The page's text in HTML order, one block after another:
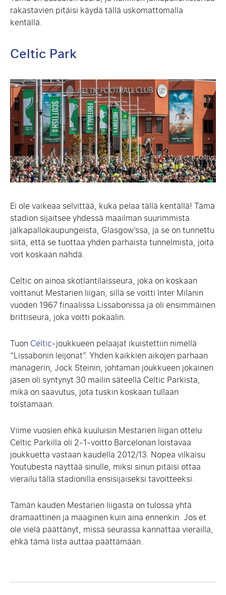
rakastavien pitäisi käydä tällä uskomattomalla
kentällä.
Celtic Park
Ei ole vaikeaa selvittää, kuka pelaa tällä kentällä! Tämä
stadion sijaitsee yhdessä maailman suurimmista
jalkapallokaupungeista, Glasgow’ssa, ja se on tunnettu
siitä, että se tuottaa yhden parhaista tunnelmista, joita
voit koskaan nähdä.
Celtic on ainoa skotlantilaisseura, joka on koskaan
voittanut Mestarien liigan, sillä se voitti Inter Milanin
vuoden 1967 finaalissa Lissabonissa ja oli ensimmäinen
brittiseura, joka voitti pokaalin.
Tuon Celtic-joukkueen pelaajat ikuistettiin nimellä
”Lissabonin leijonat”. Yhden kaikkien aikojen parhaan
managerin, Jock Steinin, johtaman joukkueen jokainen
jäsen oli syntynyt 30 mailin säteellä Celtic Parkista,
mikä on saavutus, jota tuskin koskaan tullaan
toistamaan.
Viime vuosien ehkä kuuluisin Mestarien liigan ottelu
Celtic Parkilla oli 2-1-voitto Barcelonan loistavaa
joukkuetta vastaan kaudella 2012/13. Nopea vilkaisu
Youtubesta näyttää sinulle, miksi sinun pitäisi ottaa
vierailu tällä stadionilla ensisijaiseksi tavoitteeksi.
Tämän kauden Mestarien liigasta on tulossa yhtä
dramaattinen ja maaginen kuin aina ennenkin. Jos et
ole vielä päättänyt, missä seurassa kannattaa vierailla,
ehkä tämä lista auttaa päättämään.
Artikkelien